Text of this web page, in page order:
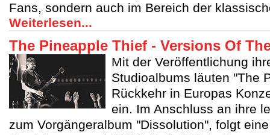
Fans, sondern auch im Bereich der
Weiterlesen...
The Pineapple Thief - Versions Of
Mit der Veröffentlichung
Studioalbums läuten "The
Rückkehr in Europas
ein. Im Anschluss an ihre
zum Vorgängeralbum "Dissolution", folgt